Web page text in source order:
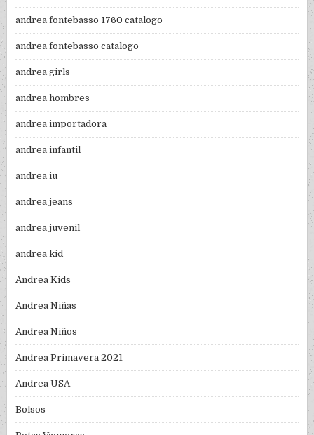
andrea fontebasso 1760 catalogo
andrea fontebasso catalogo
andrea girls
andrea hombres
andrea importadora
andrea infantil
andrea iu
andrea jeans
andrea juvenil
andrea kid
Andrea Kids
Andrea Niñas
Andrea Niños
Andrea Primavera 2021
Andrea USA
Bolsos